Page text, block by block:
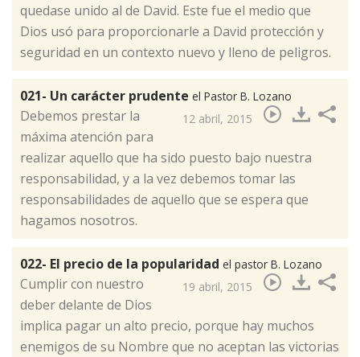
quedase unido al de David. Este fue el medio que
Dios usó para proporcionarle a David protección y
seguridad en un contexto nuevo y lleno de peligros.
021- Un carácter prudente el Pastor B. Lozano
12 abril, 2015
​Debemos prestar la
máxima atención para
realizar aquello que ha sido puesto bajo nuestra
responsabilidad, y a la vez debemos tomar las
responsabilidades de aquello que se espera que
hagamos nosotros.
022- El precio de la popularidad el pastor B. Lozano
19 abril, 2015
​Cumplir con nuestro
deber delante de Dios
implica pagar un alto precio, porque hay muchos
enemigos de su Nombre que no aceptan las victorias